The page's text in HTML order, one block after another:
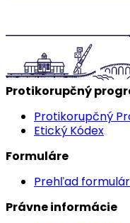
Protikorupčný
Protikorupčný
Etický Kódex
Formuláre
Prehľad
Právne informácie